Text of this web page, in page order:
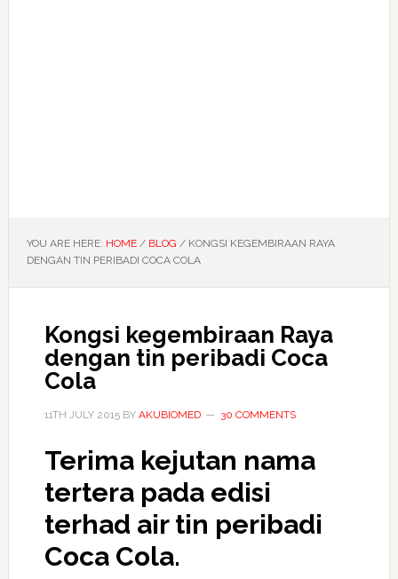
YOU ARE HERE: HOME / BLOG /KONGSI KEGEMBIRAAN RAYA
DENGAN TIN PERIBADI COCA COLA
Kongsi kegembiraan Raya
dengan tin peribadi Coca
Cola
11TH JULY 2015BY AKUBIOMED 30 COMMENTS
Terima kejutan nama
tertera pada edisi
terhad air tin peribadi
Coca Cola.